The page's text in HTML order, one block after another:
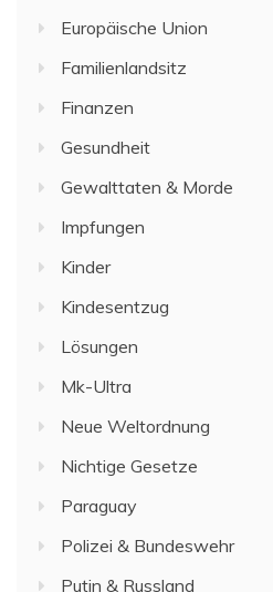
Europäische Union
Familienlandsitz
Finanzen
Gesundheit
Gewalttaten & Morde
Impfungen
Kinder
Kindesentzug
Lösungen
Mk-Ultra
Neue Weltordnung
Nichtige Gesetze
Paraguay
Polizei & Bundeswehr
Putin & Russland